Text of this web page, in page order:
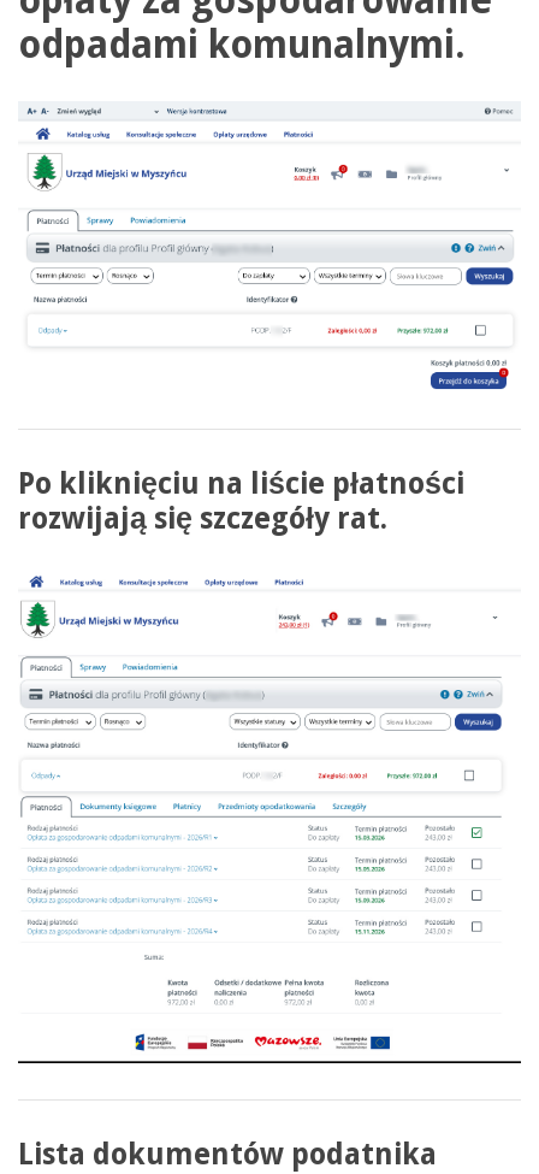
odpadami komunalnymi.
Po kliknięciu na liście płatności
rozwijają się szczegóły rat.
Lista dokumentów podatnika